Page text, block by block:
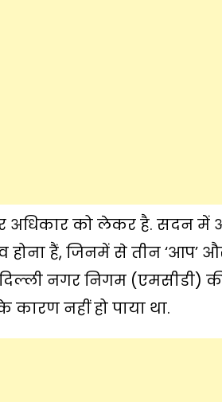
अधिकार को लेकर है. सदन में
हैं, जिनमें से तीन ‘आप’
नगर निगम (एमसीडी)
नहीं हो पाया था.